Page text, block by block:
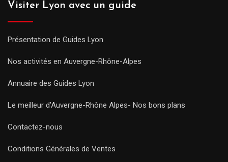
Visiter Lyon avec un guide
Présentation de Guides Lyon
Nos activités en Auvergne-Rhône-Alpes
Annuaire des Guides Lyon
Le meilleur d’Auvergne-Rhône Alpes- Nos bons plans
Contactez-nous
Conditions Générales de Ventes